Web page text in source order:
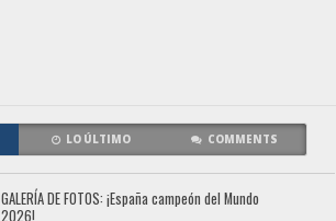
LO ÚLTIMO COMMENTS
GALERÍA DE FOTOS: ¡España campeón del Mundo
2026!